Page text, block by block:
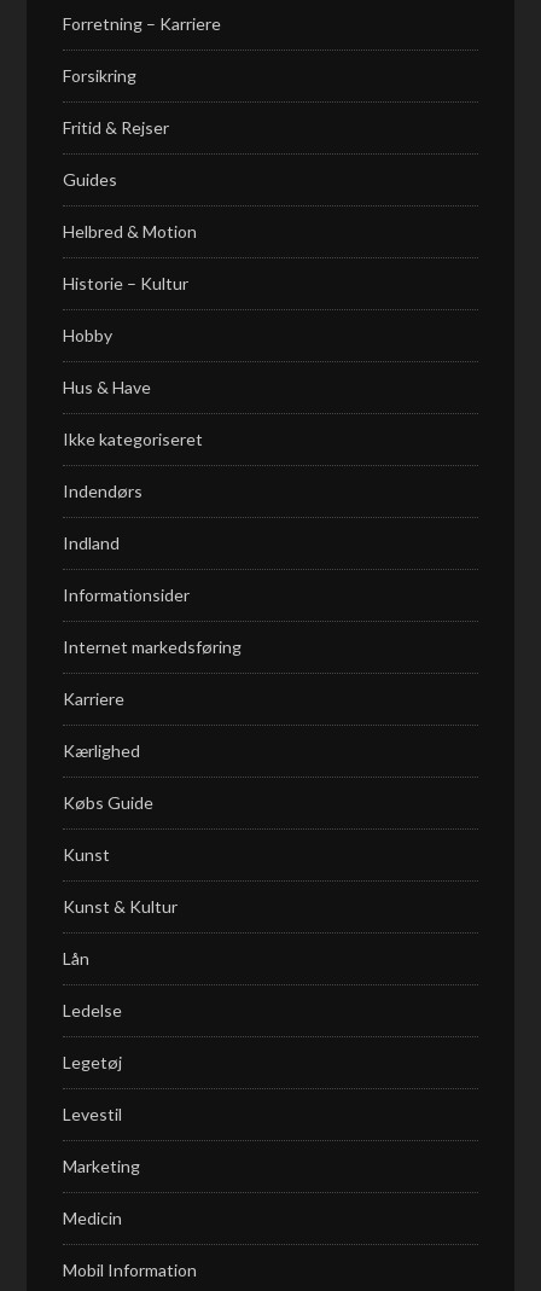
Forretning – Karriere
Forsikring
Fritid & Rejser
Guides
Helbred & Motion
Historie – Kultur
Hobby
Hus & Have
Ikke kategoriseret
Indendørs
Indland
Informationsider
Internet markedsføring
Karriere
Kærlighed
Købs Guide
Kunst
Kunst & Kultur
Lån
Ledelse
Legetøj
Levestil
Marketing
Medicin
Mobil Information